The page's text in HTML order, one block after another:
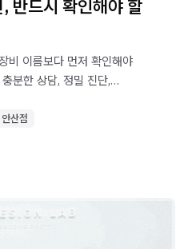
반드시 확인해야 할
비 이름보다 먼저 확인해야
분한 상담, 정밀 진단,
산점